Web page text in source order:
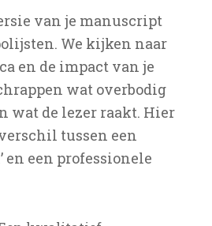
van je manuscript
We kijken naar
en de impact van je
wat overbodig
wat de lezer raakt. Hier
tussen een
en een professionele